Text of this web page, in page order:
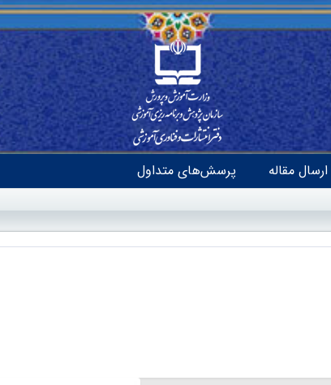
ارسال مقاله پرسش‌های متداول